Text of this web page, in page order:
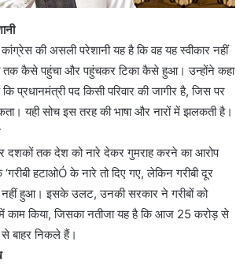
की असली परेशानी यह है कि वह यह स्वीकार नहीं
तक कैसे पहुंचा और पहुंचकर टिका कैसे हुआ। उन्होंने कहा
प्रधानमंत्री पद किसी परिवार की जागीर है, जिस पर
यही सोच इस तरह की भाषा और नारों में झलकती है।
दशकों तक देश को नारे देकर गुमराह करने का आरोप
हटाओÓ के नारे तो दिए गए, लेकिन गरीबी दूर
हुआ। इसके उलट, उनकी सरकार ने गरीबों को
काम किया, जिसका नतीजा यह है कि आज 25 करोड़ से
बाहर निकले हैं।